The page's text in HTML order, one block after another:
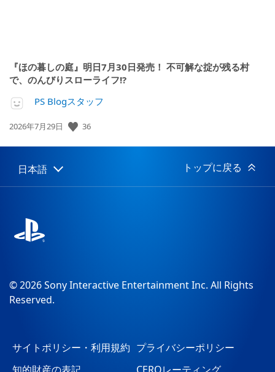
『ほの暮しの庭』明日7月30日発売！ 不可解な掟が残る村
で、のんびりスローライフ!?
PS Blogスタッフ
公
日:
2026年7月29日 36
Select
a
Current
region:
日本語 トップに戻る
© 2026 Sony Interactive Entertainment Inc. All Rights
Reserved.
サイトポリシー・利用規約 プライバシーポリシー